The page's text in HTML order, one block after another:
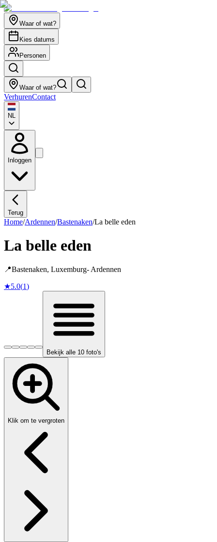
Waar of wat?
Kies datums
Personen
Waar of wat?
VerhurenContact
NL
Inloggen
Terug
Home/Ardennen/Bastenaken/La belle eden
La belle eden
📍Bastenaken, Luxemburg- Ardennen
★5.0(1)
Bekijk alle 10 foto's
Klik om te vergroten